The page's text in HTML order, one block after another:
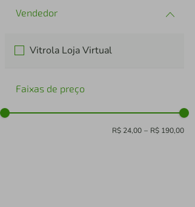
Vitrola Loja Virtual
Faixas de preço
R$ 24,00 – R$ 190,00